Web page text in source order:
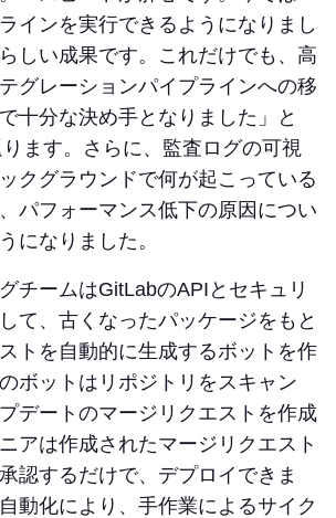
インを実行できるようになりまし
しい成果です。これだけでも、高
グレーションパイプラインへの移
十分な決め手となりました」と
ます。さらに、監査ログの可視
クグラウンドで何が起こっている
パフォーマンス低下の原因につい
になりました。
チームはGitLabのAPIとセキュリ
て、古くなったパッケージをもと
トを自動的に生成するボットを作
ボットはリポジトリをスキャン
デートのマージリクエストを作成
アは作成されたマージリクエスト
認するだけで、デプロイできま
動化により、手作業によるサイク